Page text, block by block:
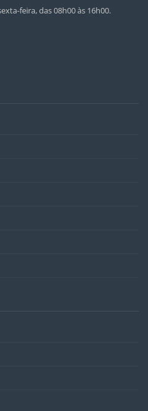
feira, das 08h00 às 16h00.